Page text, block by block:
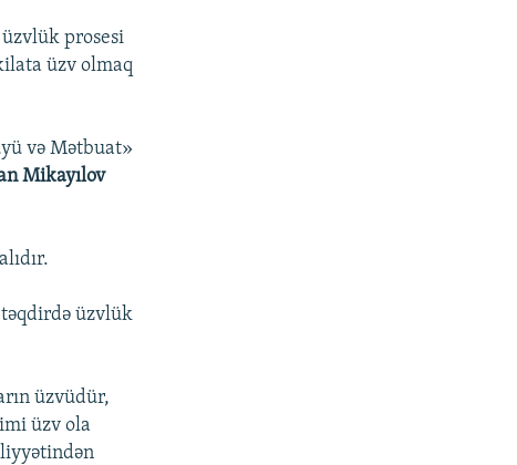
prosesi
üzv olmaq
və Mətbuat»
Mikayılov
üzvlük
üzvüdür,
üzv ola